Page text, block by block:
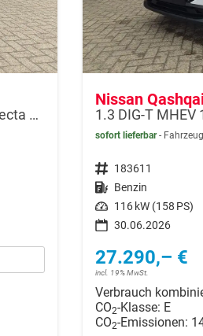
1.3 DIG-T MHEV 158 PS X-Tronic N-Connecta Teil-Leder PanoGlasdach Klimaautomatik Sitzheizung Lenkradheizung Navi ACC PDC v+h 360°Kamera DAB Bluetooth Touchscreen Apple CarPlay Android Auto 18"LM
Nissan
sofort lieferbar
Fahrzeugnr. 183611
Kraftstoff Benzin
Leistung 116 kW (158 PS)
30.06.2026
27.290,– €
incl. 19% MwSt.
Verbrauch
CO2-Klasse: E
CO2-Emissionen: